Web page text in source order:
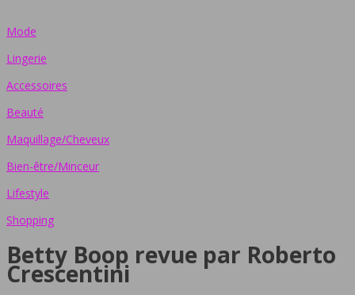
Mode
Lingerie
Accessoires
Beauté
Maquillage/Cheveux
Bien-être/Minceur
Lifestyle
Shopping
Betty Boop revue par Roberto
Crescentini